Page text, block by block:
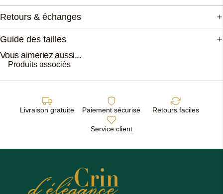
Retours & échanges
Guide des tailles
Vous aimeriez aussi...
Produits associés
Livraison gratuite Paiement sécurisé Retours faciles
Service client